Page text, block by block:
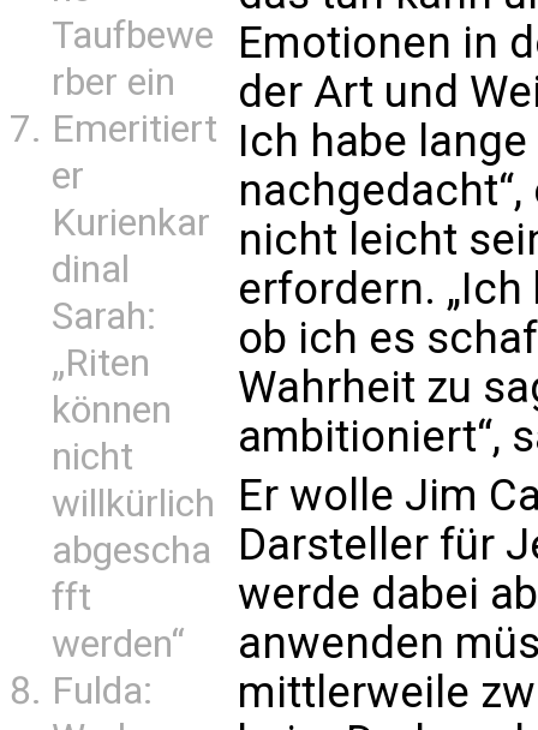
Taufbewe
rber ein
Emeritiert
er
Kurienkar
dinal
Sarah:
„Riten
können
nicht
willkürlich
abgescha
fft
werden“
Fulda:
Emotionen in
der Art und
Ich habe
nicht leicht
erfordern.
ob ich es
Wahrheit zu
ambitioniert“,
Er wolle Jim
Darsteller für
werde dabei
anwenden
mittlerweile